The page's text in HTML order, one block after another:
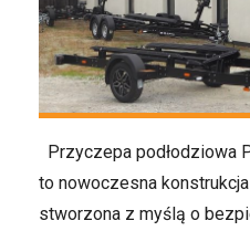
Przyczepa podłodziowa
to nowoczesna
stworzona z myślą o